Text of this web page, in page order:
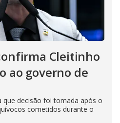
Cleitinho
ao governo de
decisão foi tomada após o
cometidos durante o